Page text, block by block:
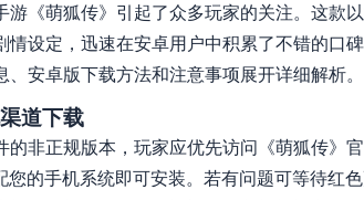
《萌狐传》引起了众多玩家的关注。这款
设定，迅速在安卓用户中积累了不错的口
安卓版下载方法和注意事项展开详细解析。
道下载
的非正规版本，玩家应优先访问《萌狐传》
的手机系统即可安装。若有问题可等待红